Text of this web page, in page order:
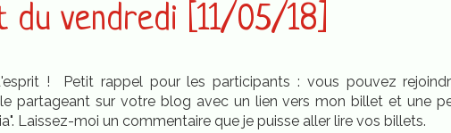
vendredi [11/05/18]
! Petit rappel pour les participants : vous pouvez
partageant sur votre blog avec un lien vers mon billet et une
Laissez-moi un commentaire que je puisse aller lire vos billets.